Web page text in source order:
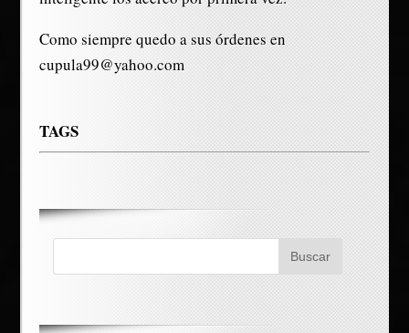
Como siempre quedo a sus órdenes en
cupula99@yahoo.com
TAGS